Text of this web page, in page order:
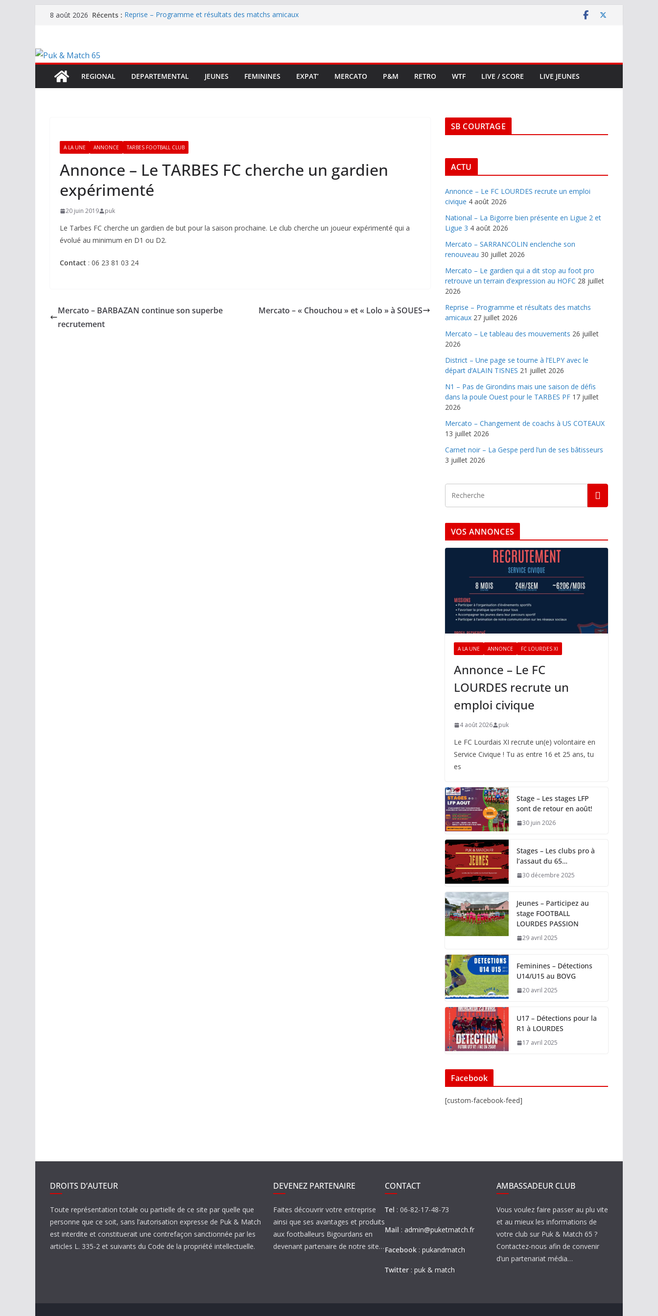
Passer8 août 2026 Récents : Reprise – Programme et résultats des matchs amicaux
terrain d’expression au HOFC
REGIONAL
DEPARTEMENTAL JEUNES FEMININES EXPAT’ MERCATO P&M RETRO WTF LIVE / SCORE LIVE JEUNES
A LA UNE ANNONCE TARBES FOOTBALL CLUB
Annonce – Le TARBES FC cherche un gardien
expérimenté
20 juin 2019 puk
Le Tarbes FC cherche un gardien de but pour la saison prochaine. Le club cherche un joueur expérimenté qui a
évolué au minimum en D1 ou D2.
Contact : 06 23 81 03 24
Mercato – BARBAZAN continue son superbe
recrutement
Mercato – « Chouchou » et « Lolo » à SOUES
SB COURTAGE
ACTU
Annonce – Le FC LOURDES recrute un emploi
civique 4 août 2026
National – La Bigorre bien présente en Ligue 2 et
Ligue 3 4 août 2026
Mercato – SARRANCOLIN enclenche son
renouveau 30 juillet 2026
Mercato – Le gardien qui a dit stop au foot pro
retrouve un terrain d’expression au HOFC 28 juillet
2026
Reprise – Programme et résultats des matchs
amicaux 27 juillet 2026
Mercato – Le tableau des mouvements 26 juillet
2026
District – Une page se tourne à l’ELPY avec le
départ d’ALAIN TISNES 21 juillet 2026
N1 – Pas de Girondins mais une saison de défis
dans la poule Ouest pour le TARBES PF 17 juillet
2026
Mercato – Changement de coachs à US COTEAUX
13 juillet 2026
Carnet noir – La Gespe perd l’un de ses bâtisseurs
3 juillet 2026
VOS ANNONCES
A LA UNE ANNONCE FC LOURDES XI
Annonce – Le FC
LOURDES recrute un
emploi civique
4 août 2026 puk
Le FC Lourdais XI recrute un(e) volontaire en
Service Civique ! Tu as entre 16 et 25 ans, tu
es
Stage – Les stages LFP
sont de retour en août!
30 juin 2026
Stages – Les clubs pro à
l’assaut du 65…
30 décembre 2025
Jeunes – Participez au
stage FOOTBALL
LOURDES PASSION
29 avril 2025
Feminines – Détections
U14/U15 au BOVG
20 avril 2025
U17 – Détections pour la
R1 à LOURDES
17 avril 2025
Facebook
[custom-facebook-feed]
DROITS D’AUTEUR
Toute représentation totale ou partielle de ce site par quelle que
personne que ce soit, sans l’autorisation expresse de Puk & Match
est interdite et constituerait une contrefaçon sanctionnée par les
articles L. 335-2 et suivants du Code de la propriété intellectuelle.
DEVENEZ PARTENAIRE
Faites découvrir votre entreprise
ainsi que ses avantages et produits
aux footballeurs Bigourdans en
devenant partenaire de notre site…
CONTACT
Tel : 06-82-17-48-73
Mail : admin@puketmatch.fr
Facebook : pukandmatch
Twitter : puk & match
AMBASSADEUR CLUB
Vous voulez faire passer au plu vite
et au mieux les informations de
votre club sur Puk & Match 65 ?
Contactez-nous afin de convenir
d’un partenariat média…